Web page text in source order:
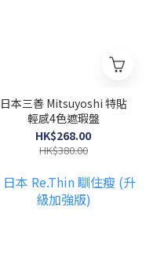
日本三善 Mitsuyoshi 特貼
輕感4色遮瑕盤
HK$268.00
HK$380.00